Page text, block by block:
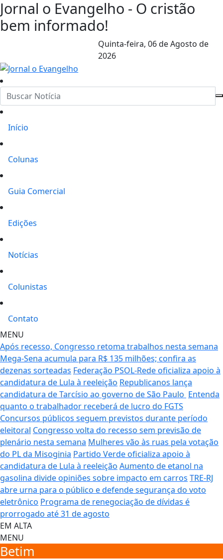
Jornal o Evangelho - O cristão
bem informado!
Quinta-feira, 06 de Agosto de
2026
Início
Colunas
Guia Comercial
Edições
Notícias
Colunistas
Contato
MENU
Após recesso, Congresso retoma trabalhos nesta semana
Mega-Sena acumula para R$ 135 milhões; confira as
dezenas sorteadas Federação PSOL-Rede oficializa apoio à
candidatura de Lula à reeleição Republicanos lança
candidatura de Tarcísio ao governo de São Paulo Entenda
quanto o trabalhador receberá de lucro do FGTS
Concursos públicos seguem previstos durante período
eleitoral Congresso volta do recesso sem previsão de
plenário nesta semana Mulheres vão às ruas pela votação
do PL da Misoginia Partido Verde oficializa apoio à
candidatura de Lula à reeleição Aumento de etanol na
gasolina divide opiniões sobre impacto em carros TRE-RJ
abre urna para o público e defende segurança do voto
eletrônico Programa de renegociação de dívidas é
prorrogado até 31 de agosto
EM ALTA
MENU
Betim